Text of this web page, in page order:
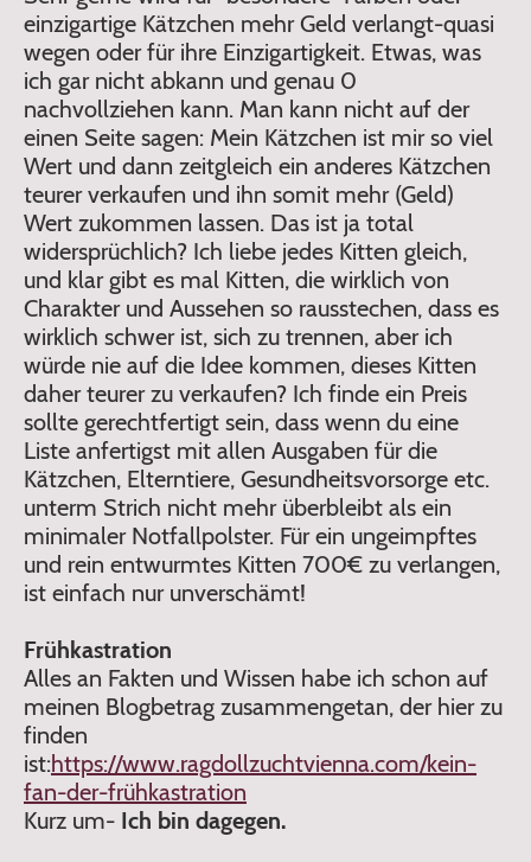
einzigartige Kätzchen mehr Geld verlangt-quasi
wegen oder für ihre Einzigartigkeit. Etwas, was
ich gar nicht abkann und genau 0
nachvollziehen kann. Man kann nicht auf der
einen Seite sagen: Mein Kätzchen ist mir so viel
Wert und dann zeitgleich ein anderes Kätzchen
teurer verkaufen und ihn somit mehr (Geld)
Wert zukommen lassen. Das ist ja total
widersprüchlich? Ich liebe jedes Kitten gleich,
und klar gibt es mal Kitten, die wirklich von
Charakter und Aussehen so rausstechen, dass es
wirklich schwer ist, sich zu trennen, aber ich
würde nie auf die Idee kommen, dieses Kitten
daher teurer zu verkaufen? Ich finde ein Preis
sollte gerechtfertigt sein, dass wenn du eine
Liste anfertigst mit allen Ausgaben für die
Kätzchen, Elterntiere, Gesundheitsvorsorge etc.
unterm Strich nicht mehr überbleibt als ein
minimaler Notfallpolster. Für ein ungeimpftes
und rein entwurmtes Kitten 700€ zu verlangen,
ist einfach nur unverschämt!
Frühkastration
Alles an Fakten und Wissen habe ich schon auf
meinen Blogbetrag zusammengetan, der hier zu
finden
ist:https://www.ragdollzuchtvienna.com/kein-
fan-der-frühkastration
Kurz um- Ich bin dagegen.